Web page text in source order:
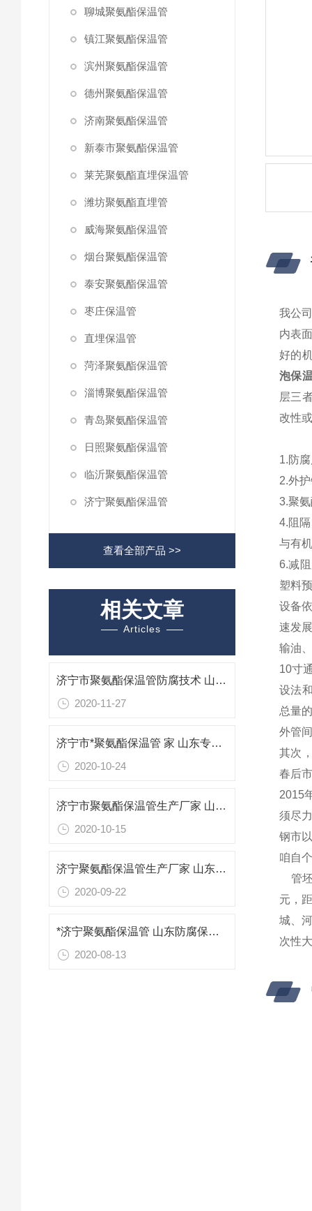
聊城聚氨酯保温管
镇江聚氨酯保温管
滨州聚氨酯保温管
德州聚氨酯保温管
济南聚氨酯保温管
新泰市聚氨酯保温管
莱芜聚氨酯直埋保温管
潍坊聚氨酯直埋管
威海聚氨酯保温管
烟台聚氨酯保温管
泰安聚氨酯保温管
枣庄保温管
直埋保温管
菏泽聚氨酯保温管
淄博聚氨酯保温管
青岛聚氨酯保温管
日照聚氨酯保温管
临沂聚氨酯保温管
济宁聚氨酯保温管
查看全部产品 >>
相关文章
Articles
济宁市聚氨酯保温管防腐技术 山东专业防腐保温材料
2020-11-27
济宁市*聚氨酯保温管 家 山东专业防腐保温材料
2020-10-24
济宁市聚氨酯保温管生产厂家 山东专业防腐保温材料
2020-10-15
济宁聚氨酯保温管生产厂家 山东济宁聚氨酯保温管
2020-09-22
*济宁聚氨酯保温管 山东防腐保温材料
2020-08-13
我公
内表
好的
泡保
层三
改性
1.防
2.外
3.聚
4.阻
与有
6.减
塑料
设备
速发
输油
10寸
设法
总量
外管
其次
春后
2015
须尽
钢市
咱自
管坯
元，
城、
次性